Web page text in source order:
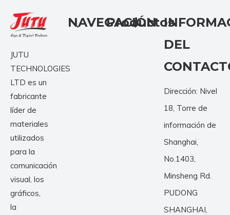
JUTU
TECHNOLOGIES
LTD es un
fabricante
líder de
materiales
utilizados
para la
comunicación
visual, los
gráficos,
la
NAVEGACIÓN
Productos
DEL
Dirección: Nivel
18, Torre de
información de
Shanghai,
No.1403,
Minsheng Rd.
PUDONG
SHANGHAI,